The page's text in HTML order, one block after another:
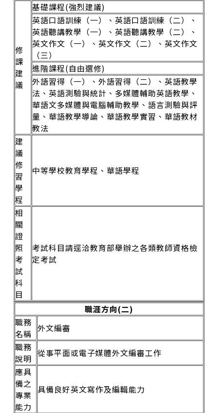
修
課
建
議
基礎課程(強烈建議)
英語口語訓練（一）、英語口語訓練（二）、
英語聽講教學（一）、英語聽講教學（二）、
英文作文（一）、英文作文（二）、英文作文
（三）
進階課程(自由選修)
外語習得（一）、外語習得（二）、英語教學
法、英語測驗與統計、多媒體輔助英語教學、
華語文多媒體與電腦輔助教學、語言測驗與評
量、華語教學導論、華語教學實習、華語教材
教法
建
議
修
習
學
程
中等學校教育學程、華語學程
相
關
證
照
考
試
科
目
考試科目請逕洽教育部舉辦之各類教師資格檢
定考試
職涯方向(二)
職務
名稱 外文編審
職務
說明 從事平面或電子媒體外文編審工作
應具
備之
專業
能力
具備良好英文寫作及編輯能力